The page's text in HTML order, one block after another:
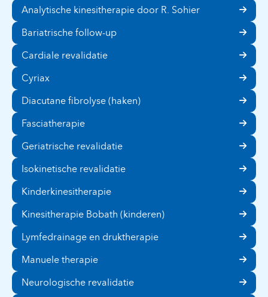
Analytische kinesitherapie door R. Sohier
Bariatrische follow-up
Cardiale revalidatie
Cyriax
Diacutane fibrolyse (haken)
Fasciatherapie
Geriatrische revalidatie
Isokinetische revalidatie
Kinderkinesitherapie
Kinesitherapie Bobath (kinderen)
Lymfedrainage en druktherapie
Manuele therapie
Neurologische revalidatie